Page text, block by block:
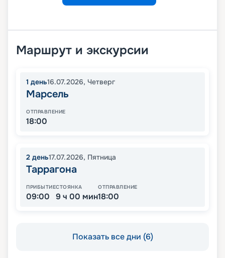
Маршрут и экскурсии
1 день16.07.2026, Четверг
Марсель
ОТПРАВЛЕНИЕ
18:00
2 день17.07.2026, Пятница
Таррагона
ПРИБЫТИЕ
09:00
СТОЯНКА
9 ч 00 мин
ОТПРАВЛЕНИЕ
18:00
Показать все дни (6)